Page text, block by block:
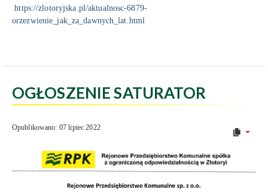
https://zlotoryjska.pl/aktualnosc-6879-
orzezwienie_jak_za_dawnych_lat.html
OGŁOSZENIE SATURATOR
Opublikowano: 07 lipiec 2022